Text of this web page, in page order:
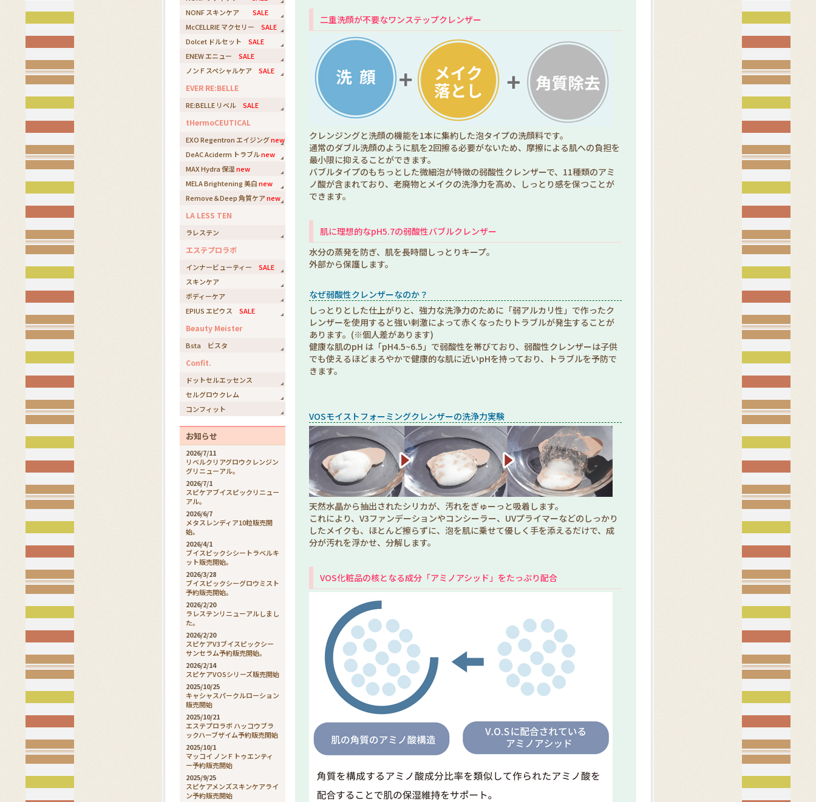
NONF スキンケア SALE
McCELLRIE マクセリー SALE
Dolcet ドルセット SALE
ENEW エニュー SALE
ノンＦスペシャルケア SALE
EVER RE:BELLE
RE:BELLE リベル SALE
tHermoCEUTICAL
EXO Regentron エイジングnew
DeAC Aciderm トラブルnew
MAX Hydra 保湿new
MELA Brightening 美白new
Remove＆Deep 角質ケアnew
LA LESS TEN
ラレステン
エステプロラボ
インナービューティー SALE
スキンケア
ボディーケア
EPIUS エピウス SALE
Beauty Meister
Bsta ビスタ
Confit.
ドットセルエッセンス
セルグロウクレム
コンフィット
お知らせ
2026/7/11
リベルクリアグロウクレンジン
グリニューアル。
2026/7/1
スピケアブイスピックリニュー
アル。
2026/6/7
メタスレンディア10粒販売開
始。
2026/4/1
ブイスピックシシートラベルキ
ット販売開始。
2026/3/28
ブイスピックシーグロウミスト
予約販売開始。
2026/2/20
ラレステンリニューアルしまし
た。
2026/2/20
スピケアV3ブイスピックシー
サンセラム予約販売開始。
2026/2/14
スピケアVOSシリーズ販売開始
2025/10/25
キャシャスパークルローション
販売開始
2025/10/21
エステプロラボ ハッコウブラ
ックハーブザイム予約販売開始
2025/10/1
マッコイ ノンＦトゥエンティ
ー予約販売開始
2025/9/25
スピケアメンズスキンケアライ
ン予約販売開始
二重洗顔が不要なワンステップクレンザー
クレンジングと洗顔の機能を1本に集約した泡タイプの洗顔料です。
通常のダブル洗顔のように肌を2回擦る必要がないため、摩擦による肌への負担を
最小限に抑えることができます。
バブルタイプのもちっとした微細泡が特徴の弱酸性クレンザーで、11種類のアミ
ノ酸が含まれており、老廃物とメイクの洗浄力を高め、しっとり感を保つことが
できます。
肌に理想的なpH5.7の弱酸性バブルクレンザー
水分の蒸発を防ぎ、肌を長時間しっとりキープ。
外部から保護します。
なぜ弱酸性クレンザーなのか？
しっとりとした仕上がりと、強力な洗浄力のために「弱アルカリ性」で作ったク
レンザーを使用すると強い剌激によって赤くなったりトラブルが発生することが
あります。(※個人差があります)
健康な肌のpH は「pH4.5~6.5」で弱酸性を帯びており、弱酸性クレンザーは子供
でも使えるほどまろやかで健康的な肌に近いpHを持っており、トラブルを予防で
きます。
VOSモイストフォーミングクレンザーの洗浄力実験
天然水晶から抽出されたシリカが、汚れをぎゅーっと吸着します。
これにより、V3ファンデーションやコンシーラー、UVプライマーなどのしっかり
したメイクも、ほとんど擦らずに、泡を肌に乗せて優しく手を添えるだけで、成
分が汚れを浮かせ、分解します。
VOS化粧品の核となる成分「アミノアシッド」をたっぷり配合